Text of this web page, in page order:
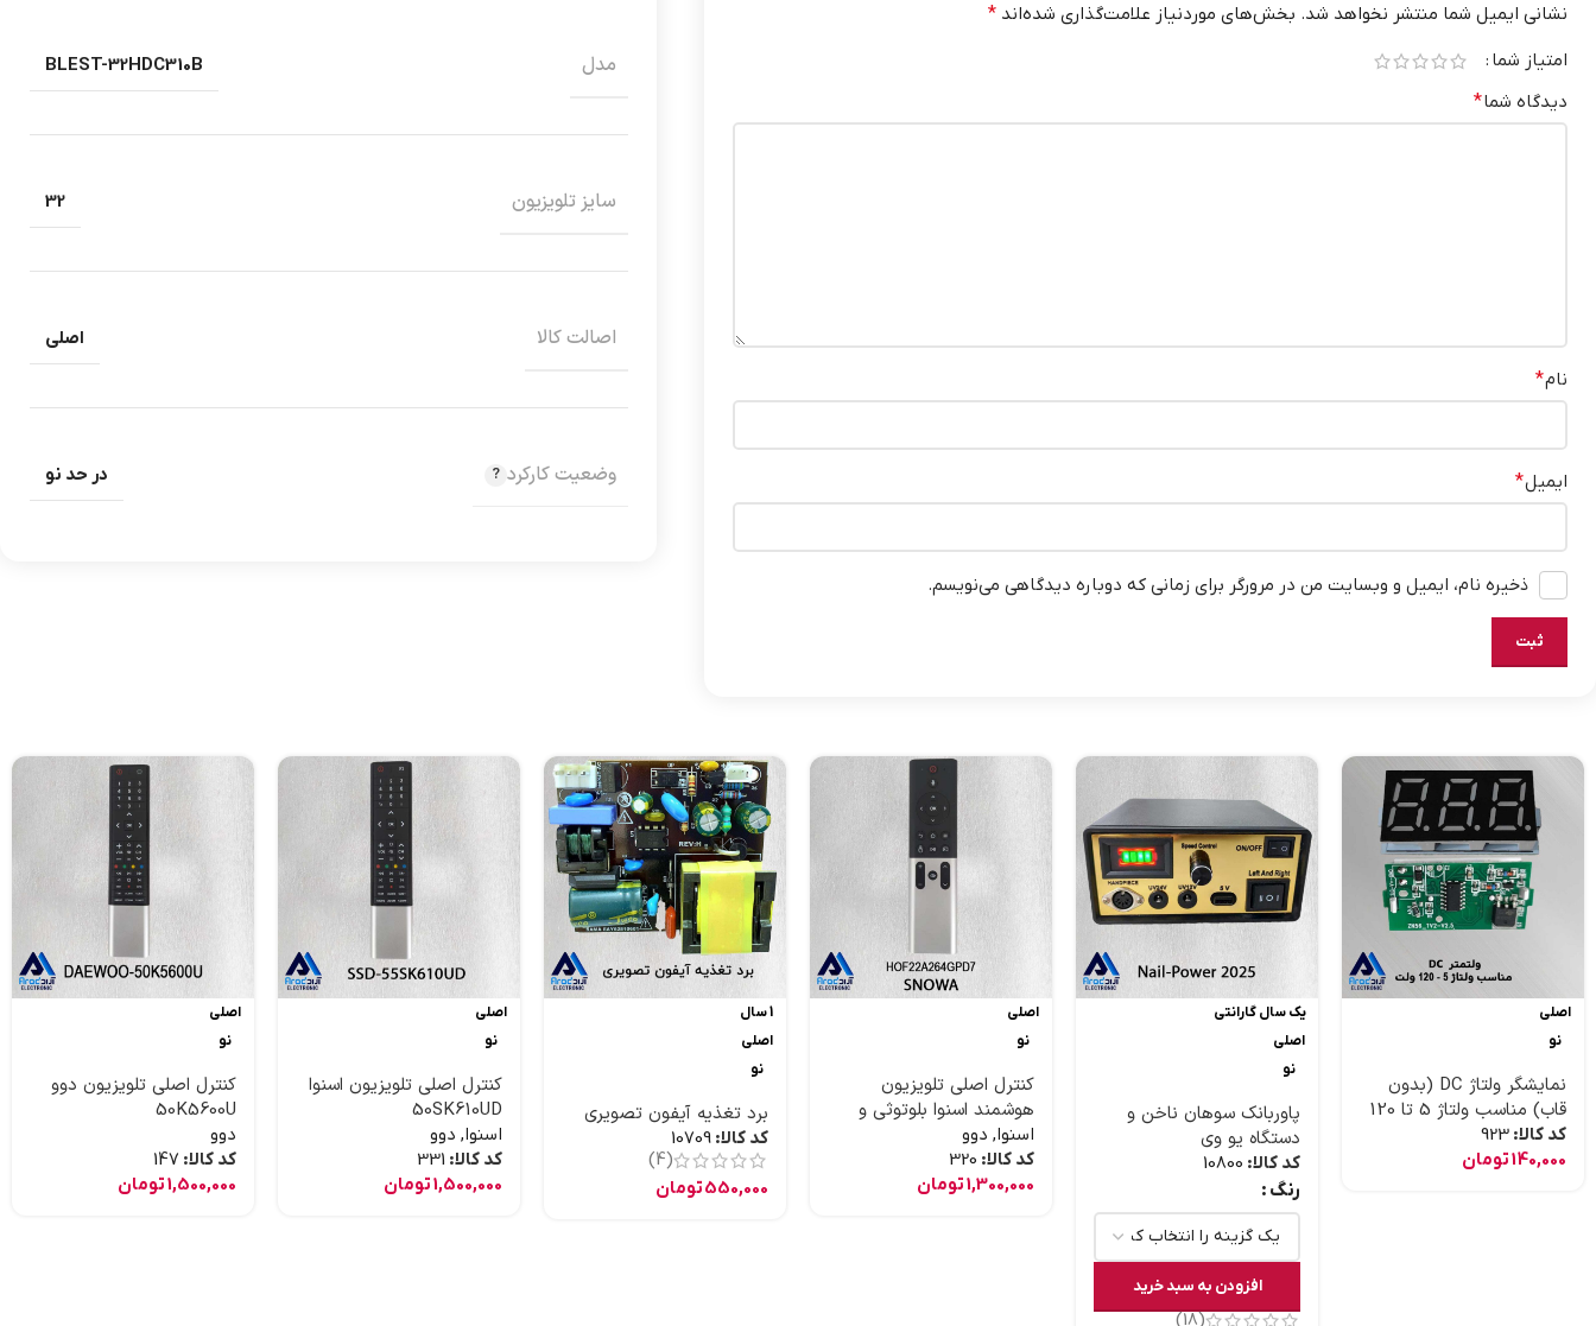
نشانی ایمیل شما منتشر نخواهد شد. بخش‌های موردنیاز علامت‌گذاری شده‌اند *
امتیاز شما
دیدگاه شما*
نام*
ایمیل*
ذخیره نام، ایمیل و وبسایت من در مرورگر برای زمانی که دوباره دیدگاهی می‌نویسم.
مدل BLEST-32HDC310B
سایز تلویزیون 32
اصالت کالا اصلی
وضعیت کارکرد در حد نو
اصلی
نو
نمایشگر ولتاژ DC (بدون
قاب) مناسب ولتاژ 5 تا 120
ولت
کد کالا: 923
140,000تومان
یک سال گارانتی
اصلی
نو
پاوربانک سوهان ناخن و
دستگاه یو وی
کد کالا: 10800
رنگ
افزودن به سبد خرید
(18)
اصلی
نو
کنترل اصلی تلویزیون
هوشمند اسنوا بلوتوثی و
موس دار و جستجوی صوتی
اسنوا, دوو
کد کالا: 320
1,300,000تومان
1 سال
اصلی
نو
برد تغذیه آیفون تصویری
کد کالا: 10709
(4)
550,000تومان
اصلی
نو
کنترل اصلی تلویزیون اسنوا
50SK610UD
اسنوا, دوو
کد کالا: 331
1,500,000تومان
اصلی
نو
کنترل اصلی تلویزیون دوو
50K5600U
دوو
کد کالا: 147
1,500,000تومان